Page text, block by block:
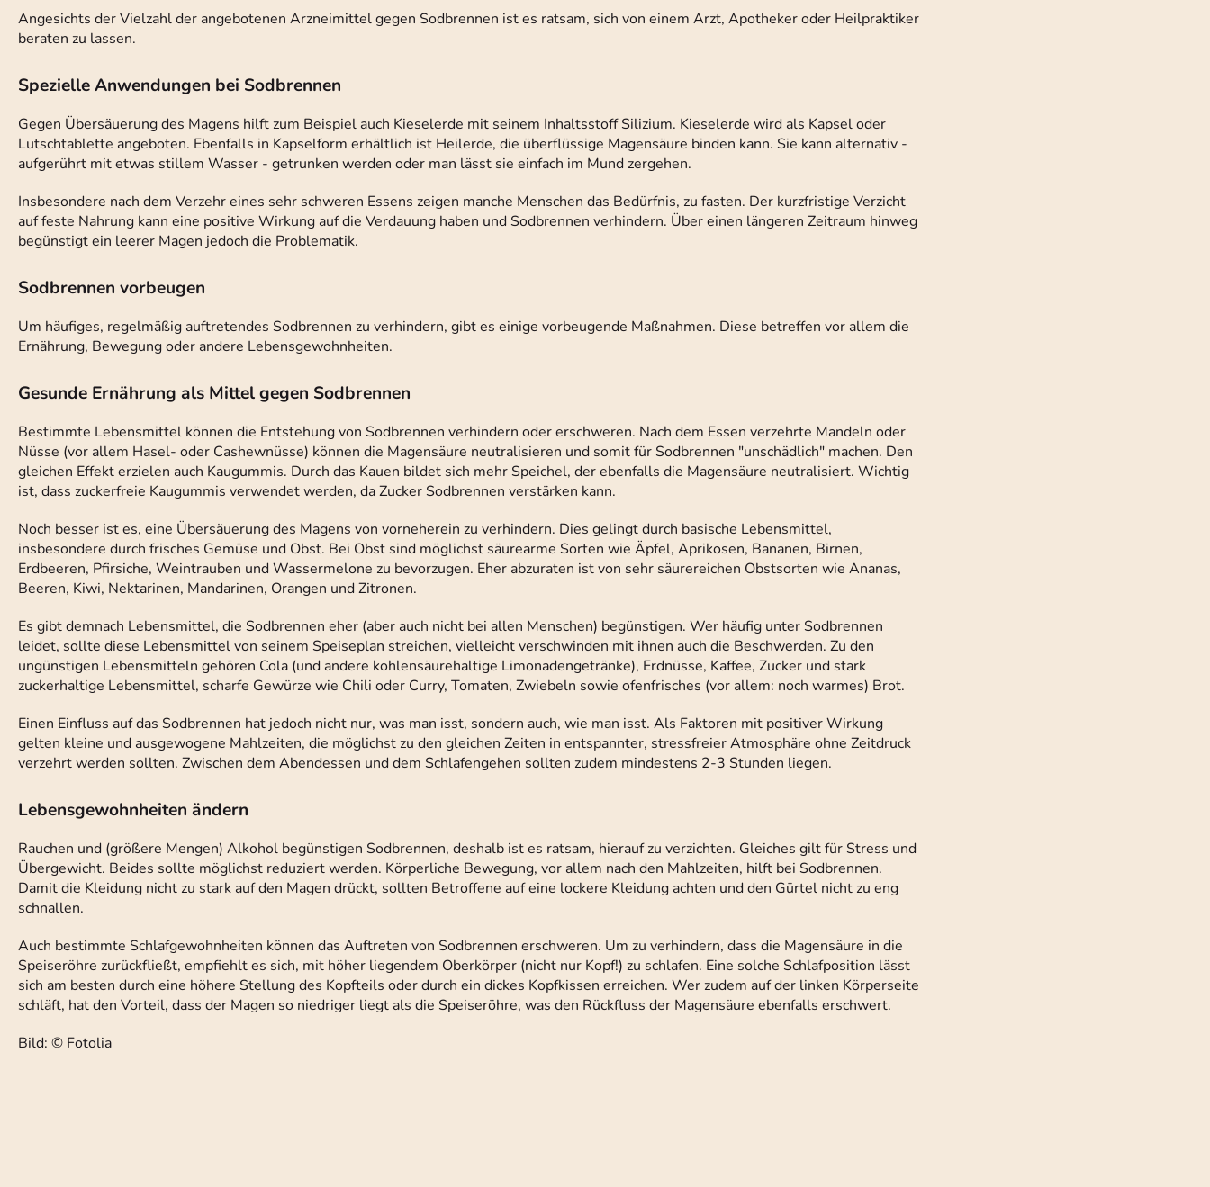
Angesichts der Vielzahl der angebotenen Arzneimittel gegen Sodbrennen ist es ratsam, sich von einem Arzt, Apotheker oder Heilpraktiker
beraten zu lassen.
Spezielle Anwendungen bei Sodbrennen
Gegen Übersäuerung des Magens hilft zum Beispiel auch Kieselerde mit seinem Inhaltsstoff Silizium. Kieselerde wird als Kapsel oder
Lutschtablette angeboten. Ebenfalls in Kapselform erhältlich ist Heilerde, die überflüssige Magensäure binden kann. Sie kann alternativ -
aufgerührt mit etwas stillem Wasser - getrunken werden oder man lässt sie einfach im Mund zergehen.
Insbesondere nach dem Verzehr eines sehr schweren Essens zeigen manche Menschen das Bedürfnis, zu fasten. Der kurzfristige Verzicht
auf feste Nahrung kann eine positive Wirkung auf die Verdauung haben und Sodbrennen verhindern. Über einen längeren Zeitraum hinweg
begünstigt ein leerer Magen jedoch die Problematik.
Sodbrennen vorbeugen
Um häufiges, regelmäßig auftretendes Sodbrennen zu verhindern, gibt es einige vorbeugende Maßnahmen. Diese betreffen vor allem die
Ernährung, Bewegung oder andere Lebensgewohnheiten.
Gesunde Ernährung als Mittel gegen Sodbrennen
Bestimmte Lebensmittel können die Entstehung von Sodbrennen verhindern oder erschweren. Nach dem Essen verzehrte Mandeln oder
Nüsse (vor allem Hasel- oder Cashewnüsse) können die Magensäure neutralisieren und somit für Sodbrennen "unschädlich" machen. Den
gleichen Effekt erzielen auch Kaugummis. Durch das Kauen bildet sich mehr Speichel, der ebenfalls die Magensäure neutralisiert. Wichtig
ist, dass zuckerfreie Kaugummis verwendet werden, da Zucker Sodbrennen verstärken kann.
Noch besser ist es, eine Übersäuerung des Magens von vorneherein zu verhindern. Dies gelingt durch basische Lebensmittel,
insbesondere durch frisches Gemüse und Obst. Bei Obst sind möglichst säurearme Sorten wie Äpfel, Aprikosen, Bananen, Birnen,
Erdbeeren, Pfirsiche, Weintrauben und Wassermelone zu bevorzugen. Eher abzuraten ist von sehr säurereichen Obstsorten wie Ananas,
Beeren, Kiwi, Nektarinen, Mandarinen, Orangen und Zitronen.
Es gibt demnach Lebensmittel, die Sodbrennen eher (aber auch nicht bei allen Menschen) begünstigen. Wer häufig unter Sodbrennen
leidet, sollte diese Lebensmittel von seinem Speiseplan streichen, vielleicht verschwinden mit ihnen auch die Beschwerden. Zu den
ungünstigen Lebensmitteln gehören Cola (und andere kohlensäurehaltige Limonadengetränke), Erdnüsse, Kaffee, Zucker und stark
zuckerhaltige Lebensmittel, scharfe Gewürze wie Chili oder Curry, Tomaten, Zwiebeln sowie ofenfrisches (vor allem: noch warmes) Brot.
Einen Einfluss auf das Sodbrennen hat jedoch nicht nur, was man isst, sondern auch, wie man isst. Als Faktoren mit positiver Wirkung
gelten kleine und ausgewogene Mahlzeiten, die möglichst zu den gleichen Zeiten in entspannter, stressfreier Atmosphäre ohne Zeitdruck
verzehrt werden sollten. Zwischen dem Abendessen und dem Schlafengehen sollten zudem mindestens 2-3 Stunden liegen.
Lebensgewohnheiten ändern
Rauchen und (größere Mengen) Alkohol begünstigen Sodbrennen, deshalb ist es ratsam, hierauf zu verzichten. Gleiches gilt für Stress und
Übergewicht. Beides sollte möglichst reduziert werden. Körperliche Bewegung, vor allem nach den Mahlzeiten, hilft bei Sodbrennen.
Damit die Kleidung nicht zu stark auf den Magen drückt, sollten Betroffene auf eine lockere Kleidung achten und den Gürtel nicht zu eng
schnallen.
Auch bestimmte Schlafgewohnheiten können das Auftreten von Sodbrennen erschweren. Um zu verhindern, dass die Magensäure in die
Speiseröhre zurückfließt, empfiehlt es sich, mit höher liegendem Oberkörper (nicht nur Kopf!) zu schlafen. Eine solche Schlafposition lässt
sich am besten durch eine höhere Stellung des Kopfteils oder durch ein dickes Kopfkissen erreichen. Wer zudem auf der linken Körperseite
schläft, hat den Vorteil, dass der Magen so niedriger liegt als die Speiseröhre, was den Rückfluss der Magensäure ebenfalls erschwert.
Bild: © Fotolia